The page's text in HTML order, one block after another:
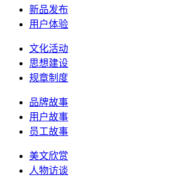
新品发布
用户体验
文化活动
思想建设
规章制度
品牌故事
用户故事
员工故事
美文欣赏
人物访谈